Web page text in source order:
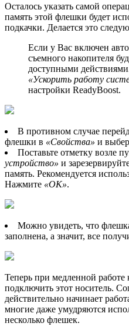
Осталось указать самой
память этой флешки будет
подкачки. Делается это
Если у Вас включен
съемного накопителя
доступными
«Ускорить работу
настройки ReadyBoost.
В противном случае
флешки в «Свойства» и
Поставьте отметку возле
устройство» и
память. Рекомендуется
Нажмите «ОК».
Можно увидеть, что
заполнена, а значит, все
Теперь при медленной работе
подключить этот носитель.
действительно начинает
многие даже умудряются
несколько флешек.